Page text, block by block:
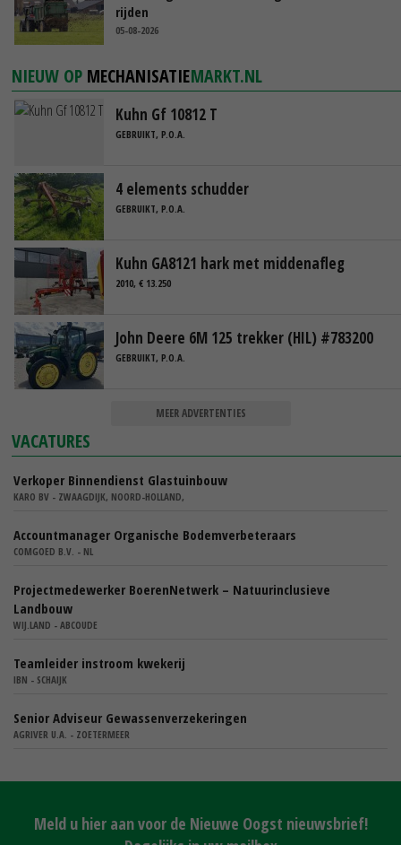
rijden
05-08-2026
NIEUW OP MECHANISATIEMARKT.NL
Kuhn Gf 10812 T
GEBRUIKT, P.O.A.
4 elements schudder
GEBRUIKT, P.O.A.
Kuhn GA8121 hark met middenafleg
2010, € 13.250
John Deere 6M 125 trekker (HIL) #783200
GEBRUIKT, P.O.A.
MEER ADVERTENTIES
VACATURES
Verkoper Binnendienst Glastuinbouw
KARO BV - ZWAAGDIJK, NOORD-HOLLAND,
Accountmanager Organische Bodemverbeteraars
COMGOED B.V. - NL
Projectmedewerker BoerenNetwerk – Natuurinclusieve
Landbouw
WIJ.LAND - ABCOUDE
Teamleider instroom kwekerij
IBN - SCHAIJK
Senior Adviseur Gewassenverzekeringen
AGRIVER U.A. - ZOETERMEER
Meld u hier aan voor de Nieuwe Oogst nieuwsbrief!